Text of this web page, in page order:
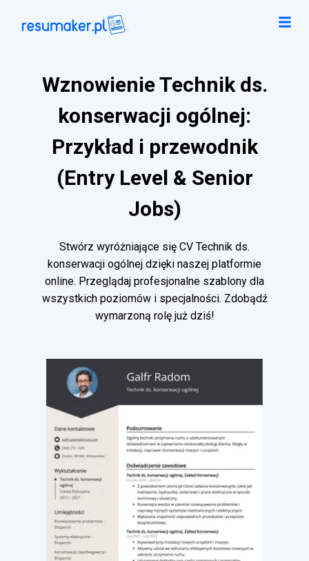
Wznowienie Technik ds.
konserwacji ogólnej:
Przykład i przewodnik
(Entry Level & Senior
Jobs)
Stwórz wyróżniające się CV Technik ds.
konserwacji ogólnej dzięki naszej platformie
online. Przeglądaj profesjonalne szablony dla
wszystkich poziomów i specjalności. Zdobądź
wymarzoną rolę już dziś!